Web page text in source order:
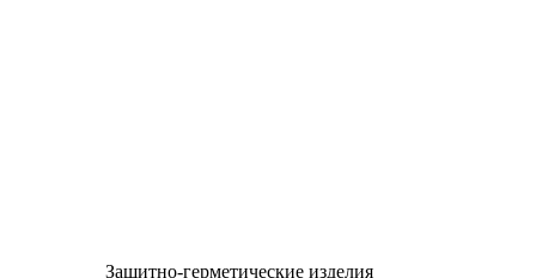
Защитно-герметические изделия